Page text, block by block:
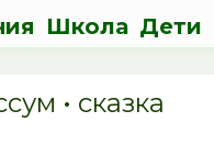
Школа Дети
• cказка